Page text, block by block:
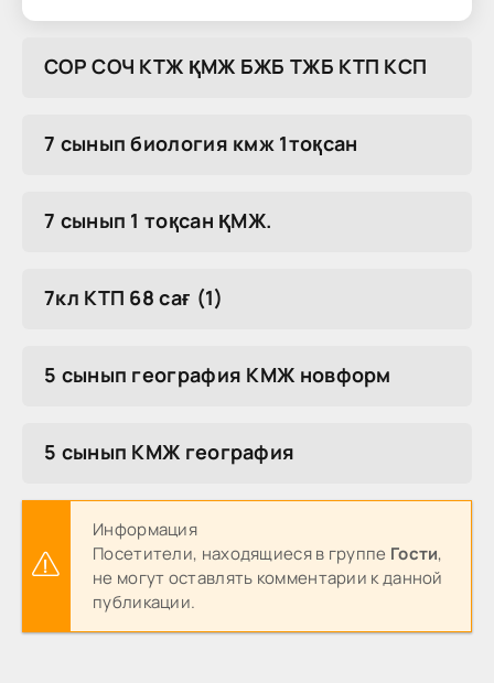
COP COЧ KTЖ ҚMЖ БЖБ TЖБ KTП KCП
7 сынып биология кмж 1тоқсан
7 сынып 1 тоқсан ҚМЖ.
7кл КТП 68 сағ (1)
5 сынып география КМЖ новформ
5 сынып КМЖ география
Информация
Посетители, находящиеся в группе Гости,
не могут оставлять комментарии к данной
публикации.